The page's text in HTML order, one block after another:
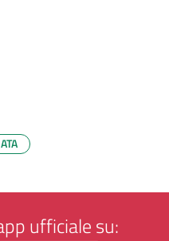
ufficiale su: